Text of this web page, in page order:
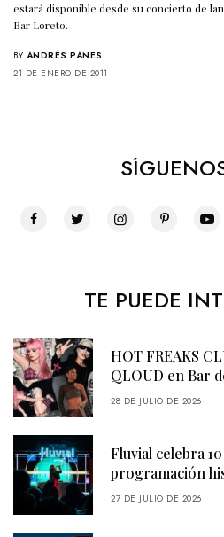
estará disponible desde su concierto de
Bar Loreto.
BY ANDRÉS PANES
21 DE ENERO DE 2011
TE PUEDE
HOT FREAKS
QLOUD en Bar
28 DE JULIO DE 2026
Fluvial celebra
programación
27 DE JULIO DE 2026